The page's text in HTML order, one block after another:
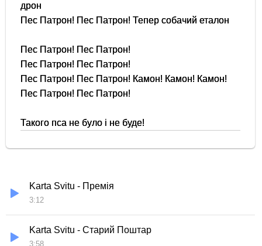
дрон
Пес Патрон! Пес Патрон! Тепер собачий еталон
Пес Патрон! Пес Патрон!
Пес Патрон! Пес Патрон!
Пес Патрон! Пес Патрон! Камон! Камон! Камон!
Пес Патрон! Пес Патрон!
Такого пса не було і не буде!
Karta Svitu - Премія
3:12
Karta Svitu - Старий Поштар
3:58